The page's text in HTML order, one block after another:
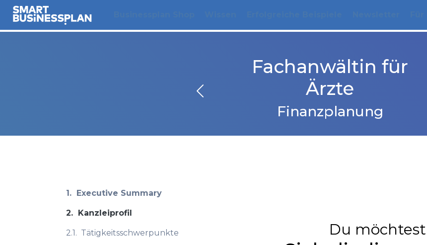
Fachanwältin für
Ärzte
Finanzplanung
1. Executive Summary
2. Kanzleiprofil
2.1. Tätigkeitsschwerpunkte Du